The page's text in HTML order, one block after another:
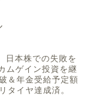
日本株での失敗を
ムゲイン投資を継
＆年金受給予定額
タイヤ達成済。